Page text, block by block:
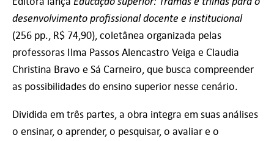
desenvolvimento profissional docente e institucional
(256 pp., R$ 74,90), coletânea organizada pelas
professoras Ilma Passos Alencastro Veiga e Claudia
Christina Bravo e Sá Carneiro, que busca compreender
as possibilidades do ensino superior nesse cenário.
Dividida em três partes, a obra integra em suas análises
o ensinar, o aprender, o pesquisar, o avaliar e o